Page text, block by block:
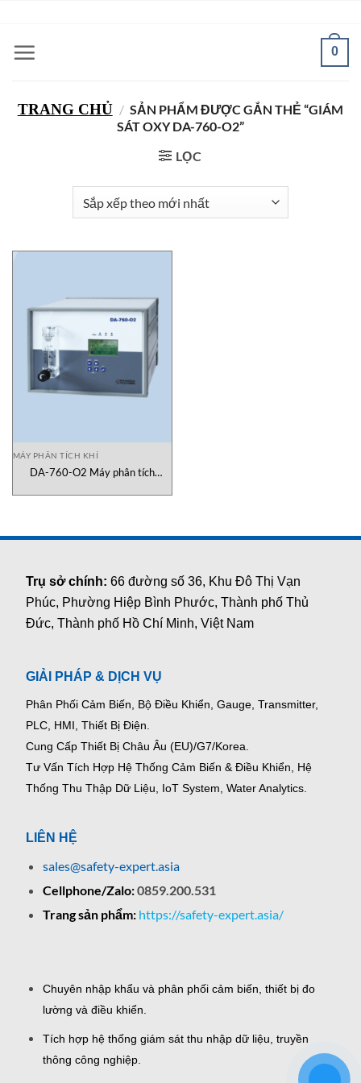
nội
0
TRANG CHỦ / SẢN PHẨM ĐƯỢC GẮN THẺ “GIÁM
SÁT OXY DA-760-O2”
LỌC
MÁY PHÂN TÍCH KHÍ
DA-760-O2 Máy phân tích
Trụ sở chính:66 đường số 36, Khu Đô Thị Vạn
Phúc, Phường Hiệp Bình Phước, Thành phố Thủ
Đức, Thành phố Hồ Chí Minh, Việt Nam
GIẢI PHÁP & DỊCH VỤ
Phân Phối Cảm Biến, Bộ Điều Khiển, Gauge, Transmitter,
PLC, HMI, Thiết Bị Điện.
Cung Cấp Thiết Bị Châu Âu (EU)/G7/Korea.
Tư Vấn Tích Hợp Hệ Thống Cảm Biến & Điều Khiển, Hệ
Thống Thu Thập Dữ Liệu, IoT System, Water Analytics.
LIÊN HỆ
sales@safety-expert.asia
Cellphone/Zalo:0859.200.531
Trang sản phẩm: https://safety-expert.asia/
Chuyên nhập khẩu và phân phối cảm biến, thiết bị đo
lường và điều khiển.
Tích hợp hệ thống giám sát thu nhập dữ liệu, truyền
thông công nghiệp.